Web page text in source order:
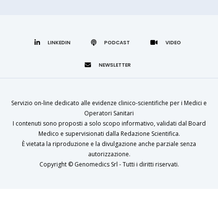
LINKEDIN
Servizio on-line dedicato alle evidenze clinico-scientifiche per i Medici e
Operatori Sanitari
I contenuti sono proposti a solo scopo informativo, validati dal Board
Medico e supervisionati dalla Redazione Scientifica.
È vietata la riproduzione e la divulgazione anche parziale senza
autorizzazione.
Copyright © Genomedics Srl - Tutti i diritti riservati.